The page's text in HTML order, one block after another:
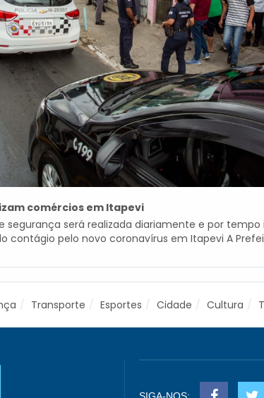
comércios em Itapevi
será realizada diariamente e por tempo
pelo novo coronavírus em Itapevi A
Transporte Esportes Cidade Cultura